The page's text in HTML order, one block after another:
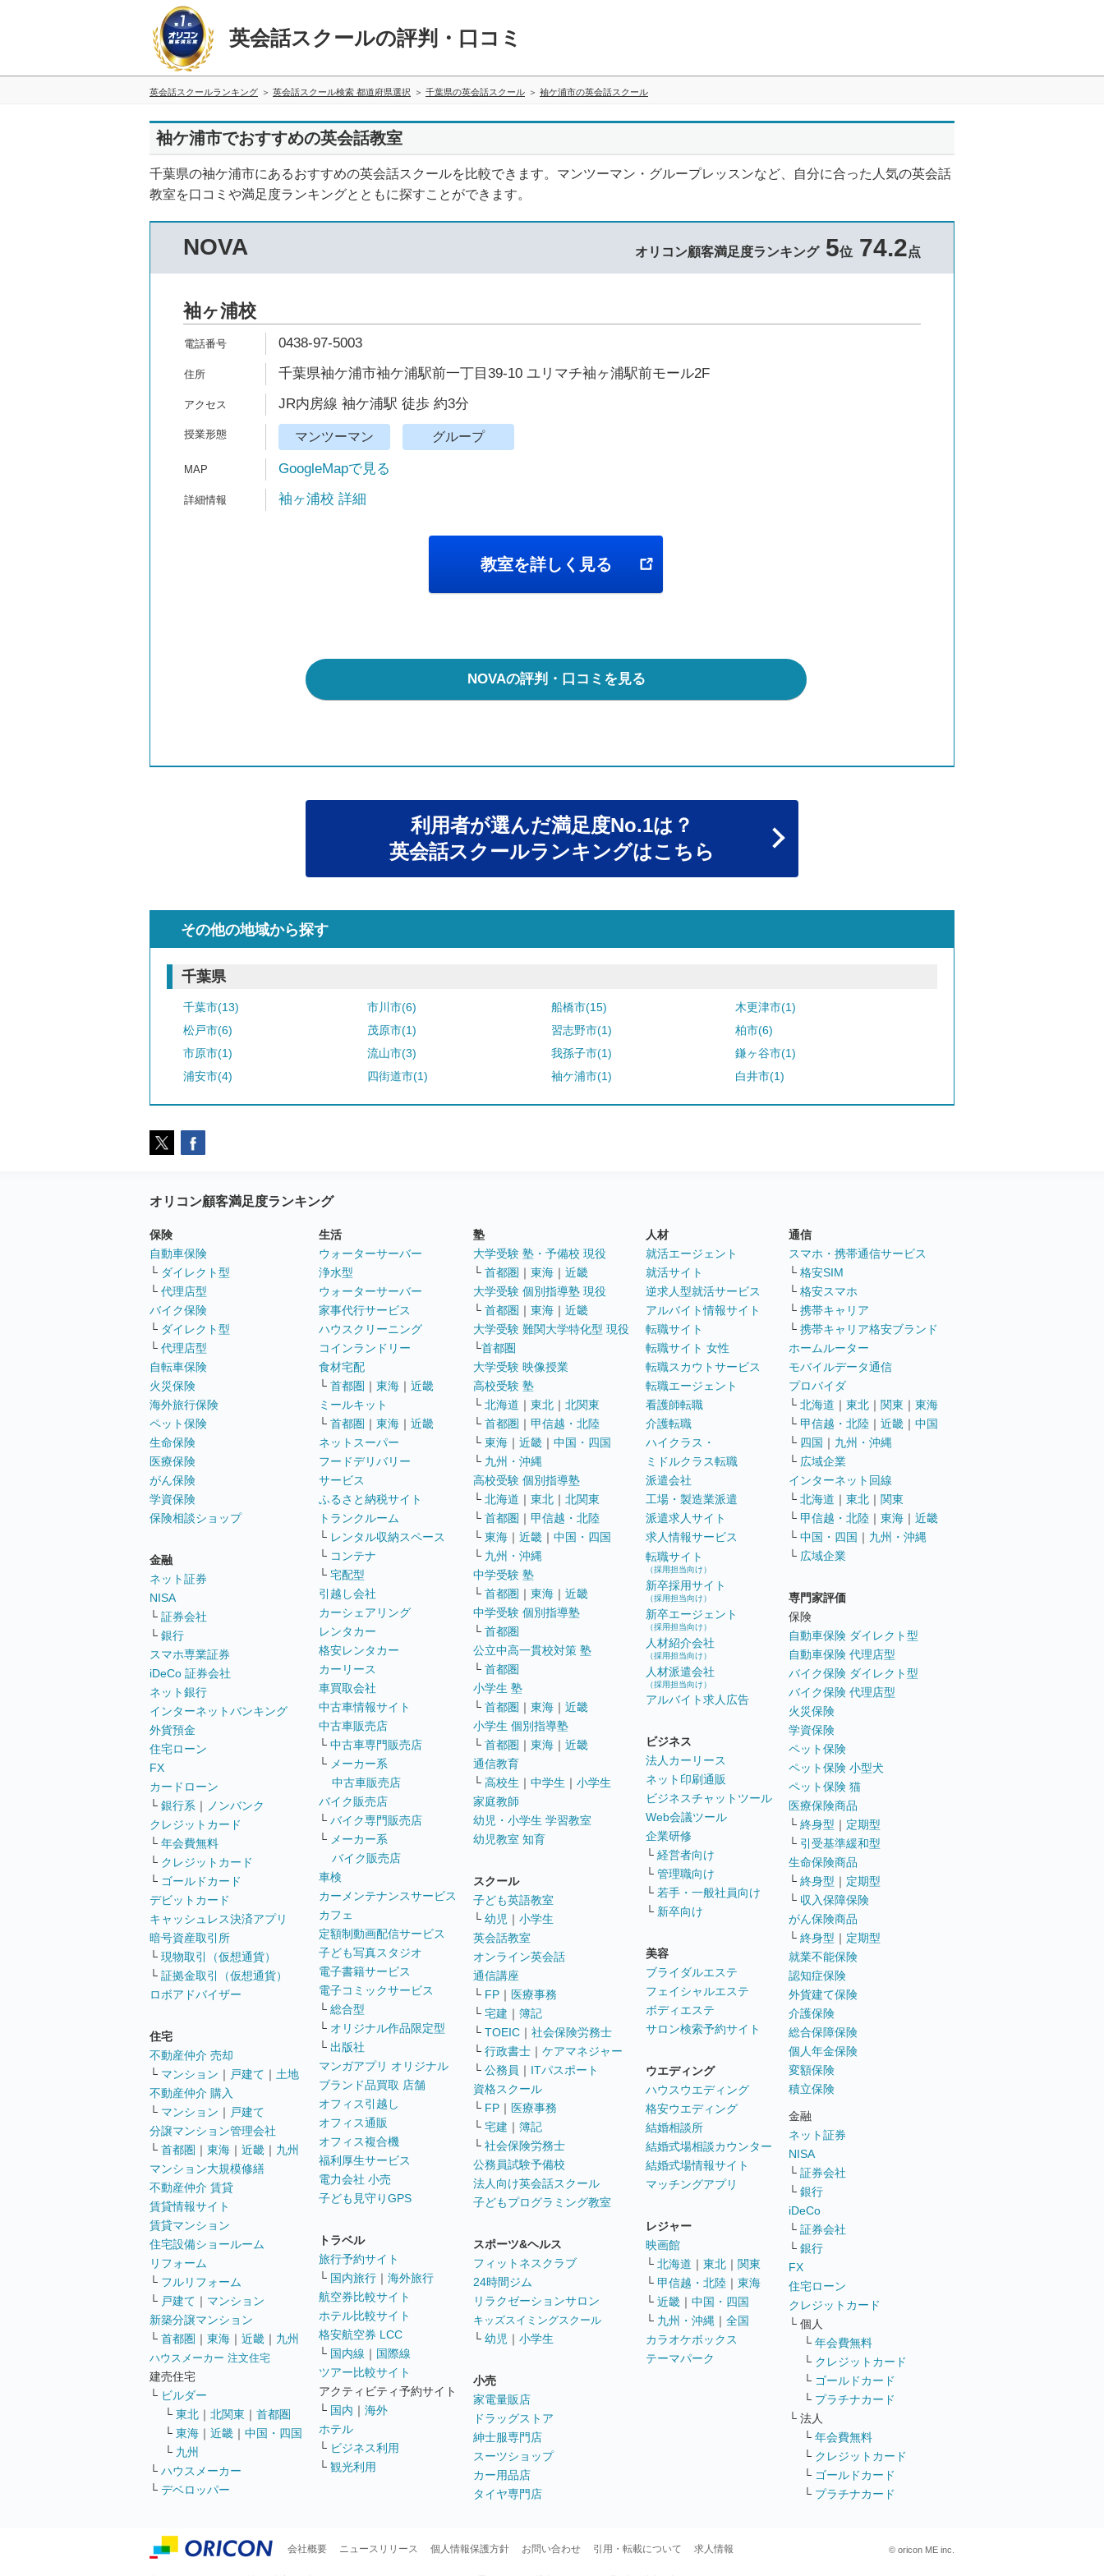
英会話スクールの評判・口コミ
英会話スクールランキング 英会話スクール検索 都道府県選択 千葉県の英会話スクール 袖ケ浦市の英会話スクール
袖ケ浦市でおすすめの英会話教室
千葉県の袖ケ浦市にあるおすすめの英会話スクールを比較できます。マンツーマン・グループレッスンなど、自分に合った人気の英会話
教室を口コミや満足度ランキングとともに探すことができます。
NOVA オリコン顧客満足度ランキング5位 74.2点
袖ヶ浦校
0438-97-5003
千葉県袖ケ浦市袖ケ浦駅前一丁目39-10 ユリマチ袖ヶ浦駅前モール2F
JR内房線 袖ケ浦駅 徒歩 約3分
マンツーマン グループ
GoogleMapで見る
袖ヶ浦校 詳細
教室を詳しく見る
NOVAの評判・口コミを見る
利用者が選んだ満足度No.1は？
英会話スクールランキングはこちら
その他の地域から探す
千葉県
千葉市(13) 市川市(6) 船橋市(15)
木更津市(1)
松戸市(6)
茂原市(1) 習志野市(1)
柏市(6)
市原市(1)
流山市(3) 我孫子市(1)
鎌ヶ谷市(1)
浦安市(4)
四街道市(1) 袖ケ浦市(1) 白井市(1)
オリコン顧客満足度ランキング
保険
自動車保険
└ ダイレクト型
└ 代理店型
バイク保険
└ ダイレクト型
└ 代理店型
自転車保険
火災保険
海外旅行保険
ペット保険
生命保険
医療保険
がん保険
学資保険
保険相談ショップ
金融
ネット証券
NISA
└ 証券会社
└ 銀行
スマホ専業証券
iDeCo 証券会社
ネット銀行
インターネットバンキング
外貨預金
住宅ローン
FX
カードローン
└ 銀行系 ｜
ノンバンク
クレジットカード
└ 年会費無料
└ クレジットカード
└ ゴールドカード
デビットカード
キャッシュレス決済アプリ
暗号資産取引所
└ 現物取引（仮想通貨）
└ 証拠金取引（仮想通貨）
ロボアドバイザー
住宅
不動産仲介 売却
└ マンション ｜ 戸建て ｜ 土地
不動産仲介 購入
└ マンション ｜ 戸建て
分譲マンション管理会社
└ 首都圏 ｜ 東海 ｜ 近畿 ｜ 九州
マンション大規模修繕
不動産仲介 賃貸
賃貸情報サイト
賃貸マンション
住宅設備ショールーム
リフォーム
└ フルリフォーム
└ 戸建て ｜ マンション
新築分譲マンション
└ 首都圏 ｜ 東海 ｜ 近畿 ｜ 九州
ハウスメーカー 注文住宅
建売住宅
└ ビルダー
└ 東北 ｜ 北関東 ｜ 首都圏
└ 東海 ｜ 近畿 ｜ 中国・四国
└ 九州
└ ハウスメーカー
└ デベロッパー
生活
ウォーターサーバー
浄水型
ウォーターサーバー
家事代行サービス
ハウスクリーニング
コインランドリー
食材宅配
└ 首都圏 ｜ 東海 ｜ 近畿
ミールキット
└ 首都圏 ｜ 東海 ｜ 近畿
ネットスーパー
フードデリバリー
サービス
ふるさと納税サイト
トランクルーム
└ レンタル収納スペース
└ コンテナ
└ 宅配型
引越し会社
カーシェアリング
レンタカー
格安レンタカー
カーリース
車買取会社
中古車情報サイト
中古車販売店
└ 中古車専門販売店
└ メーカー系
中古車販売店
バイク販売店
└ バイク専門販売店
└ メーカー系
バイク販売店
車検
カーメンテナンスサービス
カフェ
定額制動画配信サービス
子ども写真スタジオ
電子書籍サービス
電子コミックサービス
└ 総合型
└ オリジナル作品限定型
└ 出版社
マンガアプリ オリジナル
ブランド品買取 店舗
オフィス引越し
オフィス通販
オフィス複合機
福利厚生サービス
電力会社 小売
子ども見守りGPS
トラベル
旅行予約サイト
└ 国内旅行 ｜ 海外旅行
航空券比較サイト
ホテル比較サイト
格安航空券 LCC
└ 国内線 ｜ 国際線
ツアー比較サイト
アクティビティ予約サイト
└ 国内 ｜ 海外
ホテル
└ ビジネス利用
└ 観光利用
塾
大学受験 塾・予備校 現役
└ 首都圏 ｜ 東海 ｜ 近畿
大学受験 個別指導塾 現役
└ 首都圏 ｜ 東海 ｜ 近畿
大学受験 難関大学特化型 現役
└首都圏
大学受験 映像授業
高校受験 塾
└ 北海道 ｜ 東北 ｜ 北関東
└ 首都圏 ｜ 甲信越・北陸
└ 東海 ｜ 近畿 ｜ 中国・四国
└ 九州・沖縄
高校受験 個別指導塾
└ 北海道 ｜ 東北 ｜ 北関東
└ 首都圏 ｜ 甲信越・北陸
└ 東海 ｜ 近畿 ｜ 中国・四国
└ 九州・沖縄
中学受験 塾
└ 首都圏 ｜ 東海 ｜ 近畿
中学受験 個別指導塾
└ 首都圏
公立中高一貫校対策 塾
└ 首都圏
小学生 塾
└ 首都圏 ｜ 東海 ｜ 近畿
小学生 個別指導塾
└ 首都圏 ｜ 東海 ｜ 近畿
通信教育
└ 高校生 ｜ 中学生 ｜ 小学生
家庭教師
幼児・小学生 学習教室
幼児教室 知育
スクール
子ども英語教室
└ 幼児 ｜ 小学生
英会話教室
オンライン英会話
通信講座
└ FP ｜ 医療事務
└ 宅建 ｜ 簿記
└ TOEIC ｜ 社会保険労務士
└ 行政書士 ｜ ケアマネジャー
└ 公務員 ｜ ITパスポート
資格スクール
└ FP ｜ 医療事務
└ 宅建 ｜ 簿記
└ 社会保険労務士
公務員試験予備校
法人向け英会話スクール
子どもプログラミング教室
スポーツ&ヘルス
フィットネスクラブ
24時間ジム
リラクゼーションサロン
キッズスイミングスクール
└ 幼児 ｜ 小学生
小売
家電量販店
ドラッグストア
紳士服専門店
スーツショップ
カー用品店
タイヤ専門店
人材
就活エージェント
就活サイト
逆求人型就活サービス
アルバイト情報サイト
転職サイト
転職サイト 女性
転職スカウトサービス
転職エージェント
看護師転職
介護転職
ハイクラス・
ミドルクラス転職
派遣会社
工場・製造業派遣
派遣求人サイト
求人情報サービス
転職サイト
（採用担当向け）
新卒採用サイト
（採用担当向け）
新卒エージェント
（採用担当向け）
人材紹介会社
（採用担当向け）
人材派遣会社
（採用担当向け）
アルバイト求人広告
ビジネス
法人カーリース
ネット印刷通販
ビジネスチャットツール
Web会議ツール
企業研修
└ 経営者向け
└ 管理職向け
└ 若手・一般社員向け
└ 新卒向け
美容
ブライダルエステ
フェイシャルエステ
ボディエステ
サロン検索予約サイト
ウエディング
ハウスウエディング
格安ウエディング
結婚相談所
結婚式場相談カウンター
結婚式場情報サイト
マッチングアプリ
レジャー
映画館
└ 北海道 ｜ 東北 ｜ 関東
└ 甲信越・北陸 ｜ 東海
└ 近畿 ｜ 中国・四国
└ 九州・沖縄 ｜ 全国
カラオケボックス
テーマパーク
通信
スマホ・携帯通信サービス
└ 格安SIM
└ 格安スマホ
└ 携帯キャリア
└ 携帯キャリア格安ブランド
ホームルーター
モバイルデータ通信
プロバイダ
└ 北海道 ｜ 東北 ｜ 関東 ｜ 東海
└ 甲信越・北陸 ｜ 近畿 ｜ 中国
└ 四国 ｜ 九州・沖縄
└ 広域企業
インターネット回線
└ 北海道 ｜ 東北 ｜ 関東
└ 甲信越・北陸 ｜ 東海 ｜ 近畿
└ 中国・四国 ｜ 九州・沖縄
└ 広域企業
専門家評価
保険
自動車保険 ダイレクト型
自動車保険 代理店型
バイク保険 ダイレクト型
バイク保険 代理店型
火災保険
学資保険
ペット保険
ペット保険 小型犬
ペット保険 猫
医療保険商品
└ 終身型 ｜ 定期型
└ 引受基準緩和型
生命保険商品
└ 終身型 ｜ 定期型
└ 収入保障保険
がん保険商品
└ 終身型 ｜ 定期型
就業不能保険
認知症保険
外貨建て保険
介護保険
総合保障保険
個人年金保険
変額保険
積立保険
金融
ネット証券
NISA
└ 証券会社
└ 銀行
iDeCo
└ 証券会社
└ 銀行
FX
住宅ローン
クレジットカード
└ 個人
└ 年会費無料
└ クレジットカード
└ ゴールドカード
└ プラチナカード
└ 法人
└ 年会費無料
└ クレジットカード
└ ゴールドカード
└ プラチナカード
会社概要 ニュースリリース 個人情報保護方針 お問い合わせ 引用・転載について 求人情報 © oricon ME inc.